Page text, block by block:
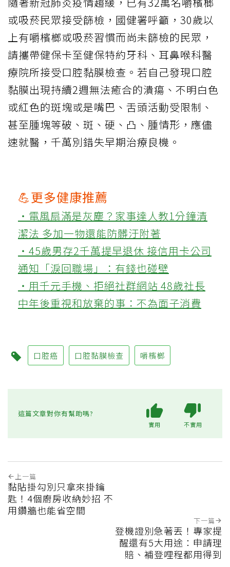
或吸菸民眾接受篩檢，國健署呼籲，30歲以
上有嚼檳榔或吸菸習慣而尚未篩檢的民眾，
請攜帶健保卡至健保特約牙科、耳鼻喉科醫
療院所接受口腔黏膜檢查。若自己發現口腔
黏膜出現持續2週無法癒合的潰瘍、不明白色
或紅色的斑塊或是嘴巴、舌頭活動受限制、
甚至腫塊等破、斑、硬、凸、腫情形，應儘
速就醫，千萬別錯失早期治療良機。
💪更多健康推薦
‧電風扇滿是灰塵？家事達人教1分鐘清
潔法 多加一物還能防髒汙附著
‧45歲男存2千萬提早退休 接信用卡公司
通知「淚回職場」：有錢也碰壁
‧用千元手機、拒絕社群網站 48歲社長
中年後重視和放棄的事：不為面子消費
口腔癌 口腔黏膜檢查 嚼檳榔
這篇文章對你有幫助嗎?
實用 不實用
上一篇
黏貼掛勾別只拿來掛鑰
匙！4個廚房收納妙招 不
用鑽牆也能省空間
下一篇
登機證別急著丟！專家提
醒還有5大用途：申請理
賠、補登哩程都用得到